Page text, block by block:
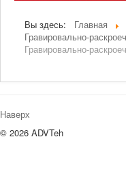
Вы здесь: Главная
Гравировально-
Гравировально-
Наверх
© 2026 ADVTeh